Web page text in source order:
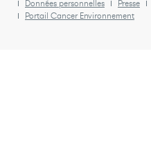
Données personnelles
Presse
Portail Cancer Environnement